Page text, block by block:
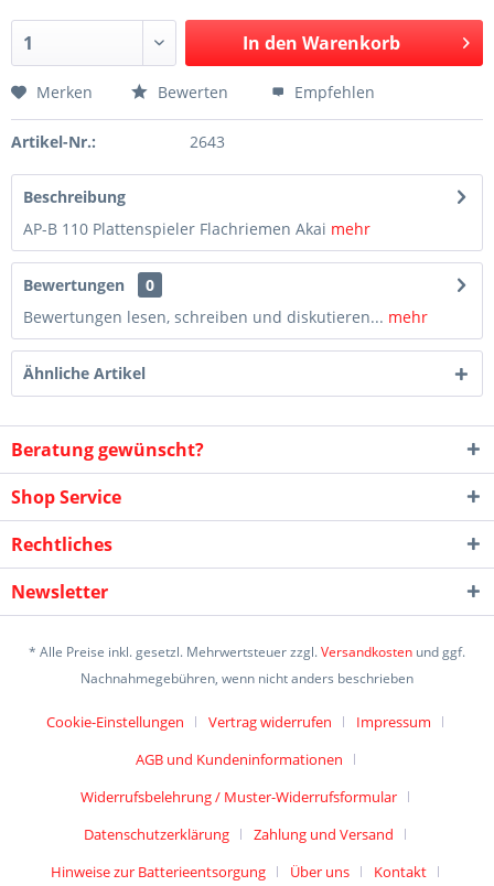
In den Warenkorb
Merken Bewerten Empfehlen
Artikel-Nr.: 2643
Beschreibung
AP-B 110 Plattenspieler Flachriemen Akai mehr
Bewertungen
0
Bewertungen lesen, schreiben und diskutieren... mehr
Ähnliche Artikel
Beratung gewünscht?
Shop Service
Rechtliches
Newsletter
* Alle Preise inkl. gesetzl. Mehrwertsteuer zzgl.Versandkosten und ggf.
Nachnahmegebühren, wenn nicht anders beschrieben
Cookie-Einstellungen Vertrag widerrufen
Impressum
AGB und Kundeninformationen
Widerrufsbelehrung / Muster-Widerrufsformular
Datenschutzerklärung
Zahlung und Versand
Hinweise zur Batterieentsorgung
Über uns Kontakt